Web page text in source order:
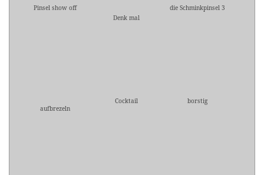
Pinsel show off
Denk mal
die Schminkpinsel 3
aufbrezeln
Cocktail borstig